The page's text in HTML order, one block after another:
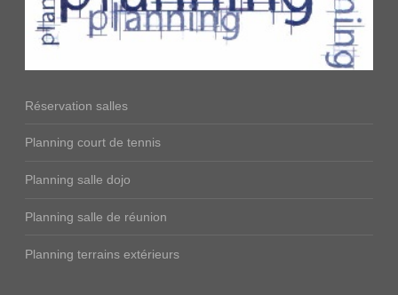
Réservation salles
Planning court de tennis
Planning salle dojo
Planning salle de réunion
Planning terrains extérieurs